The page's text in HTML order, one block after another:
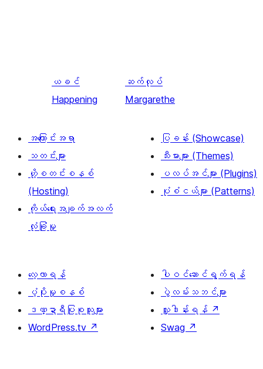
ယခင်
Happening
ဆက်လုပ်
Margarethe
အကြောင်းအရာ
သတင်းများ
ဟို့စတင်းစနစ်
(Hosting)
ကိုယ်ရေးအချက်အလက်
လုံခြုံမှု
ပြခန်း (Showcase)
သီးမားများ (Themes)
ပလပ်အင်များ (Plugins)
ပုံစံငယ်များ (Patterns)
လေ့လာရန်
ပံ့ပိုးမှုစနစ်
ဒဏ္ဍာရီပြုစုသူများ
WordPress.tv ↗
ပါဝင်ဆောင်ရွက်ရန်
ပွဲလမ်းသဘင်များ
လှူဒါန်းရန် ↗
Swag ↗